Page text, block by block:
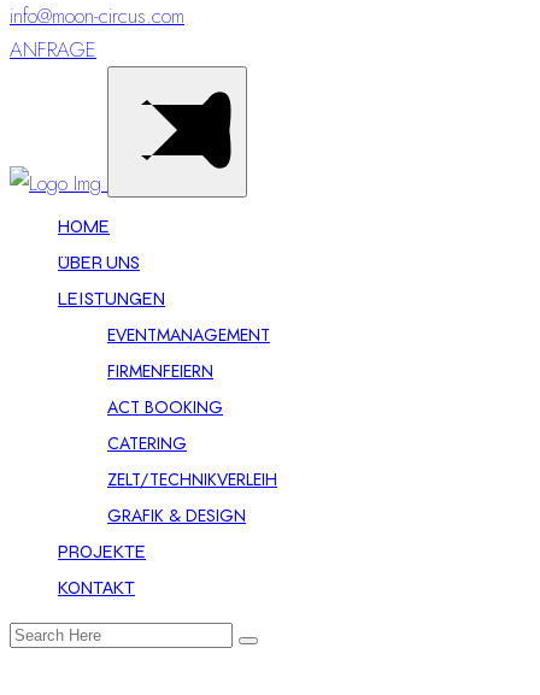
info@moon-circus.com
ANFRAGE
HOME
ÜBER UNS
LEISTUNGEN
EVENTMANAGEMENT
FIRMENFEIERN
ACT BOOKING
CATERING
ZELT/TECHNIKVERLEIH
GRAFIK & DESIGN
PROJEKTE
KONTAKT